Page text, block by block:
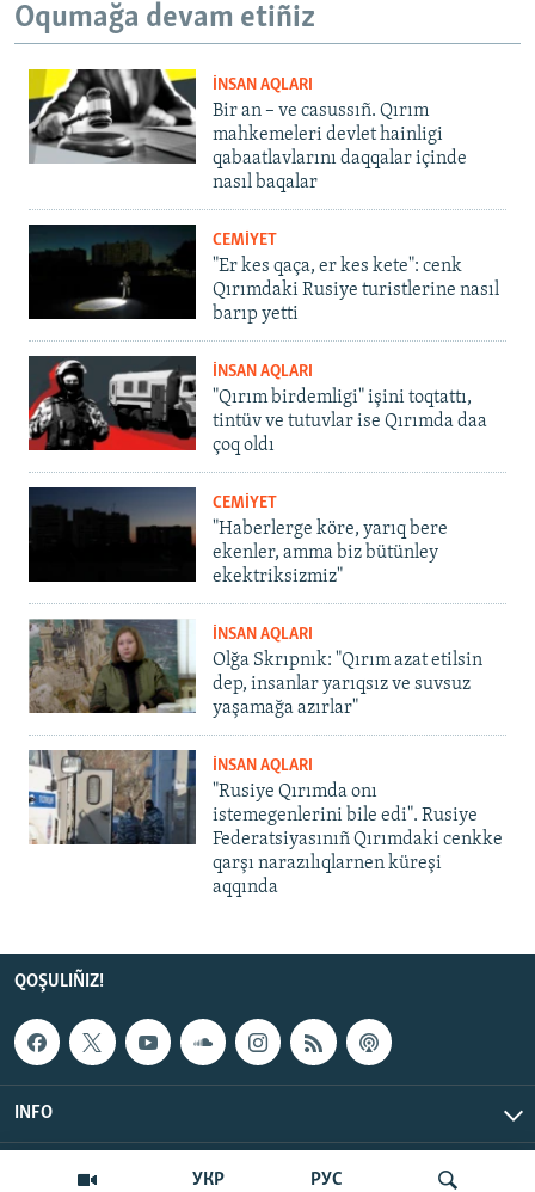
УКР РУС
Oqumağa devam etiñiz
İNSAN AQLARI
Bir an – ve casussıñ. Qırım
mahkemeleri devlet hainligi
qabaatlavlarını daqqalar içinde
nasıl baqalar
CEMİYET
"Er kes qaça, er kes kete": cenk
Qırımdaki Rusiye turistlerine nasıl
barıp yetti
İNSAN AQLARI
"Qırım birdemligi" işini toqtattı,
tintüv ve tutuvlar ise Qırımda daa
çoq oldı
CEMİYET
"Haberlerge köre, yarıq bere
ekenler, amma biz bütünley
ekektriksizmiz"
İNSAN AQLARI
Olğa Skrıpnık: "Qırım azat etilsin
dep, insanlar yarıqsız ve suvsuz
yaşamağa azırlar"
İNSAN AQLARI
"Rusiye Qırımda onı
istemegenlerini bile edi". Rusiye
Federatsiyasınıñ Qırımdaki cenkke
qarşı narazılıqlarnen küreşi
aqqında
QOŞULIÑIZ!
INFO
© Qırım.Aqiqat, 2026 | All Rights Reserved.